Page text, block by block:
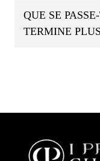
QUE SE
TERMINE